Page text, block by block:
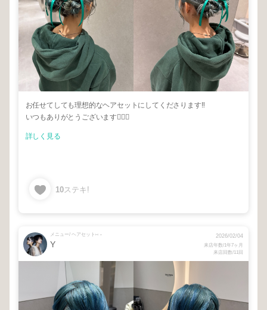
お任せてしても理想的なヘアセットにしてくださります‼︎
いつもありがとうございます🙇🏻‍♀️
詳しく見る
10ステキ!
メニュー/ ヘアセット⑅ ⋆
Y
2026/02/04
来店年数/1年7ヶ月
来店回数/11回